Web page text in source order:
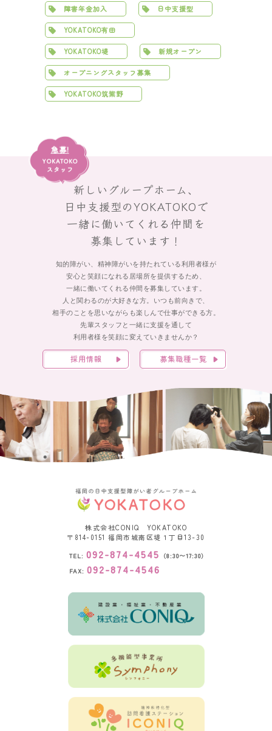
障害年金加入 日中支援型
YOKATOKO有田
YOKATOKO堤 新規オープン
オープニングスタッフ募集
YOKATOKO筑紫野
急募!
YOKATOKO
スタッフ
新しいグループホーム、
日中支援型のYOKATOKOで
一緒に働いてくれる仲間を
募集しています！
知的障がい、精神障がいを持たれている利用者様が
安心と笑顔になれる居場所を提供するため、
一緒に働いてくれる仲間を募集しています。
人と関わるのが大好きな方。いつも前向きで、
相手のことを思いながらも楽しんで仕事ができる方。
先輩スタッフと一緒に支援を通して
利用者様を笑顔に変えていきませんか？
採用情報 募集職種一覧
株式会社CONIQ YOKATOKO
〒814-0151福岡市城南区堤１丁目13-30
TEL: 092-874-4545 （8:30〜17:30）
FAX: 092-874-4546